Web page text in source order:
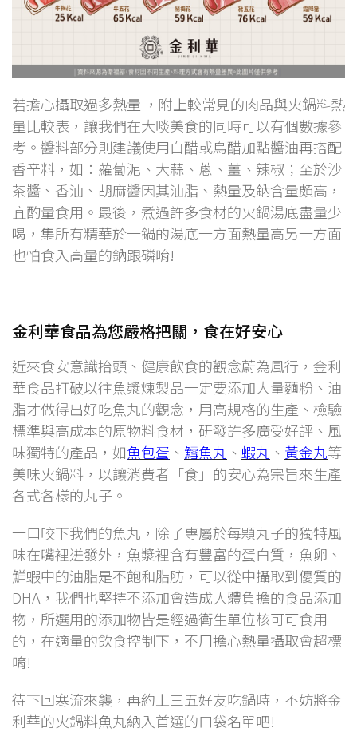
若擔心攝取過多熱量 ，附上較常見的肉品與火鍋料熱
量比較表，讓我們在大啖美食的同時可以有個數據參
考。醬料部分則建議使用白醋或烏醋加點醬油再搭配
香辛料，如：蘿蔔泥、大蒜、蔥、薑、辣椒；至於沙
茶醬、香油、胡麻醬因其油脂、熱量及鈉含量頗高，
宜酌量食用。最後，煮過許多食材的火鍋湯底盡量少
喝，集所有精華於一鍋的湯底一方面熱量高另一方面
也怕食入高量的鈉跟磷唷!
金利華食品為您嚴格把關，食在好安心
近來食安意識抬頭、健康飲食的觀念蔚為風行，金利
華食品打破以往魚漿煉製品一定要添加大量麵粉、油
脂才做得出好吃魚丸的觀念，用高規格的生產、檢驗
標準與高成本的原物料食材，研發許多廣受好評、風
味獨特的產品，如魚包蛋 、 鱈魚丸 、 蝦丸 、 黃金丸等
美味火鍋料，以讓消費者「食」的安心為宗旨來生產
各式各樣的丸子。
一口咬下我們的魚丸，除了專屬於每顆丸子的獨特風
味在嘴裡迸發外，魚漿裡含有豐富的蛋白質，魚卵、
鮮蝦中的油脂是不飽和脂肪，可以從中攝取到優質的
DHA，我們也堅持不添加會造成人體負擔的食品添加
物，所選用的添加物皆是經過衛生單位核可可食用
的，在適量的飲食控制下，不用擔心熱量攝取會超標
唷!
待下回寒流來襲，再約上三五好友吃鍋時，不妨將金
利華的火鍋料魚丸納入首選的口袋名單吧!